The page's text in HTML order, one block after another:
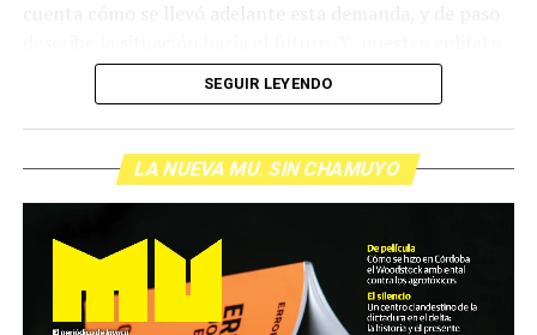
de cabecera Hugo López va a dar una definición
inolvidable sobre los normales y los anormales. Como
siempre, Pablo Marchetti que llega con música y con El
grito pelado.(Escuchá el programa completo)
Descargar los archivos de audio:Bloque 1/Bloque 2
Foto: Nacho Yuchark
SEGUIR LEYENDO
LA NUEVA MU. SIN CHAMUYO